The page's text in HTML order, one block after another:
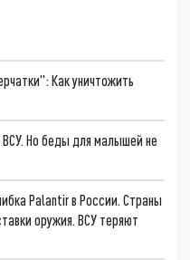
Как уничтожить
Но беды для малышей не
Palantir в России. Страны
оружия. ВСУ теряют